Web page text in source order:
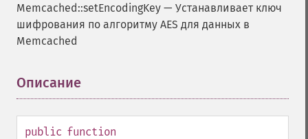
Memcached::setEncodingKey — Устанавливает ключ
шифрования по алгоритму AES для данных в
Memcached
Описание
public function